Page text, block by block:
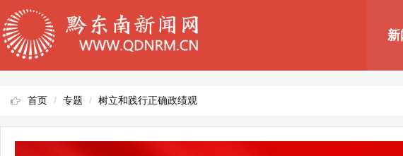
新
首页 专题 树立和践行正确政绩观